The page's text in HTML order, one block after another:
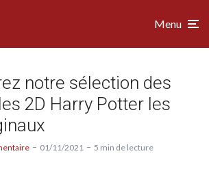
Menu
notre sélection des
2D Harry Potter les
01/11/2021
5 min de lecture